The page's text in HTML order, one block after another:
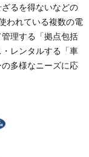
るを得ないなどの
われている複数の電
理する「拠点包括
レンタルする「車
多様なニーズに応